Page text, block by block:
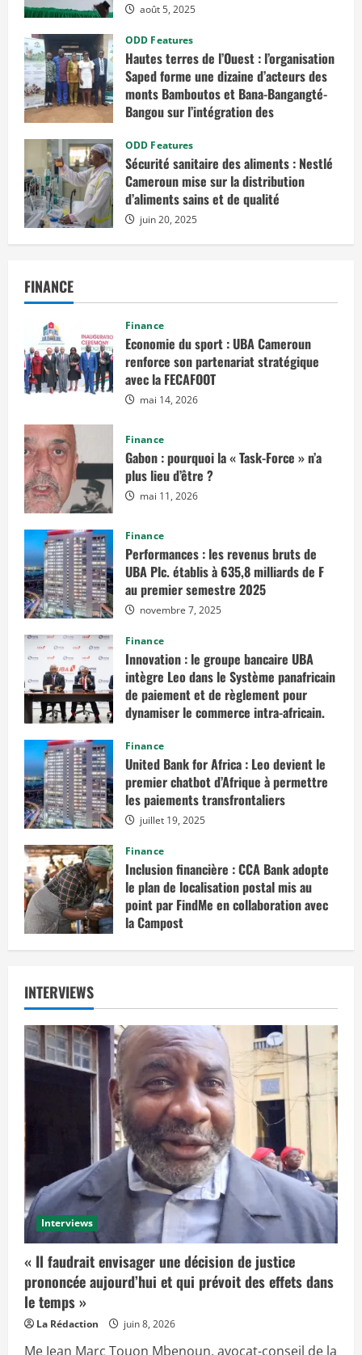
août 5, 2025
ODD Features
Hautes terres de l’Ouest : l’organisation
Saped forme une dizaine d’acteurs des
monts Bamboutos et Bana-Bangangté-
Bangou sur l’intégration des
projets de développement
juillet 23, 2025
ODD Features
Sécurité sanitaire des aliments : Nestlé
Cameroun mise sur la distribution
d’aliments sains et de qualité
juin 20, 2025
FINANCE
Finance
Economie du sport : UBA Cameroun
renforce son partenariat stratégique
avec la FECAFOOT
mai 14, 2026
Finance
Gabon : pourquoi la « Task-Force » n’a
plus lieu d’être ?
mai 11, 2026
Finance
Performances : les revenus bruts de
UBA Plc. établis à 635,8 milliards de F
au premier semestre 2025
novembre 7, 2025
Finance
Innovation : le groupe bancaire UBA
intègre Leo dans le Système panafricain
de paiement et de règlement pour
dynamiser le commerce intra-africain.
Finance
United Bank for Africa : Leo devient le
premier chatbot d’Afrique à permettre
les paiements transfrontaliers
juillet 19, 2025
Finance
Inclusion financière : CCA Bank adopte
le plan de localisation postal mis au
point par FindMe en collaboration avec
la Campost
INTERVIEWS
Interviews
« Il faudrait envisager une décision de justice
prononcée aujourd’hui et qui prévoit des effets dans
le temps »
La Rédaction juin 8, 2026
Me Jean Marc Touon Mbenoun, avocat-conseil de la